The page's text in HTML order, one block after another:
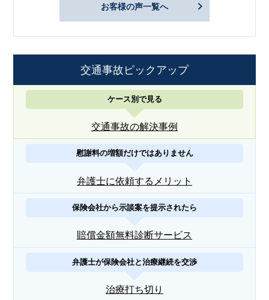
お客様の声一覧へ
交通事故ピックアップ
ケース別で見る
交通事故の解決事例
慰謝料の増額だけではありません
弁護士に依頼するメリット
保険会社から示談案を提示されたら
賠償金額無料診断サービス
弁護士が保険会社と治療継続を交渉
治療打ち切り